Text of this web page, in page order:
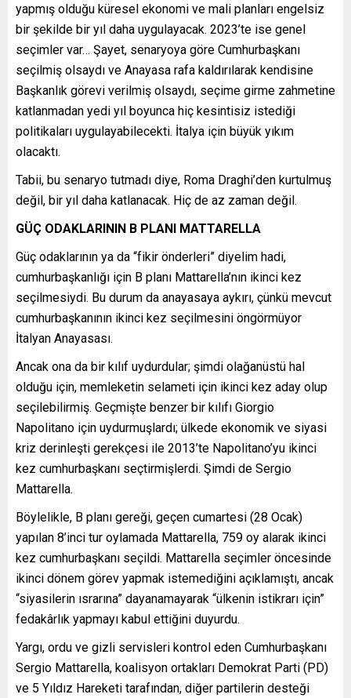
yapmış olduğu küresel ekonomi ve mali planları engelsiz
bir şekilde bir yıl daha uygulayacak. 2023’te ise genel
seçimler var… Şayet, senaryoya göre Cumhurbaşkanı
seçilmiş olsaydı ve Anayasa rafa kaldırılarak kendisine
Başkanlık görevi verilmiş olsaydı, seçime girme zahmetine
katlanmadan yedi yıl boyunca hiç kesintisiz istediği
politikaları uygulayabilecekti. İtalya için büyük yıkım
olacaktı.
Tabii, bu senaryo tutmadı diye, Roma Draghi’den kurtulmuş
değil, bir yıl daha katlanacak. Hiç de az zaman değil.
GÜÇ ODAKLARININ B PLANI MATTARELLA
Güç odaklarının ya da “fikir önderleri” diyelim hadi,
cumhurbaşkanlığı için B planı Mattarella’nın ikinci kez
seçilmesiydi. Bu durum da anayasaya aykırı, çünkü mevcut
cumhurbaşkanının ikinci kez seçilmesini öngörmüyor
İtalyan Anayasası.
Ancak ona da bir kılıf uydurdular; şimdi olağanüstü hal
olduğu için, memleketin selameti için ikinci kez aday olup
seçilebilirmiş. Geçmişte benzer bir kılıfı Giorgio
Napolitano için uydurmuşlardı; ülkede ekonomik ve siyasi
kriz derinleşti gerekçesi ile 2013’te Napolitano’yu ikinci
kez cumhurbaşkanı seçtirmişlerdi. Şimdi de Sergio
Mattarella.
Böylelikle, B planı gereği, geçen cumartesi (28 Ocak)
yapılan 8’inci tur oylamada Mattarella, 759 oy alarak ikinci
kez cumhurbaşkanı seçildi. Mattarella seçimler öncesinde
ikinci dönem görev yapmak istemediğini açıklamıştı, ancak
“siyasilerin ısrarına” dayanamayarak “ülkenin istikrarı için”
fedakârlık yapmayı kabul ettiğini duyurdu.
Yargı, ordu ve gizli servisleri kontrol eden Cumhurbaşkanı
Sergio Mattarella, koalisyon ortakları Demokrat Parti (PD)
ve 5 Yıldız Hareketi tarafından, diğer partilerin desteği